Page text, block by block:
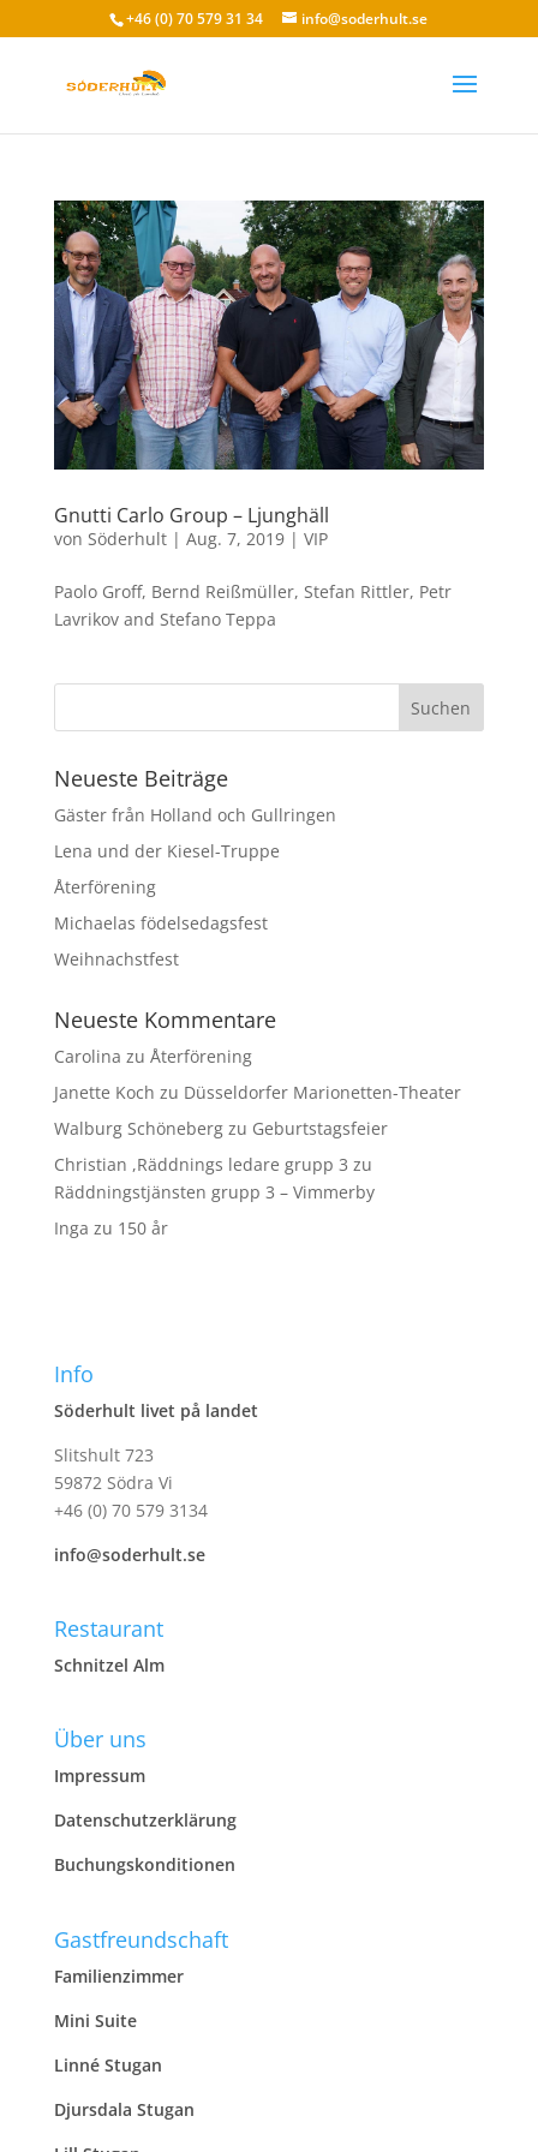
+46 (0) 70 579 31 34 info@soderhult.se
Gnutti Carlo Group – Ljunghäll
von Söderhult| Aug. 7, 2019| VIP
Paolo Groff, Bernd Reißmüller, Stefan Rittler, Petr
Lavrikov and Stefano Teppa
Neueste Beiträge
Gäster från Holland och Gullringen
Lena und der Kiesel-Truppe
Återförening
Michaelas födelsedagsfest
Weihnachstfest
Neueste Kommentare
Carolina zu Återförening
Janette Koch zu Düsseldorfer Marionetten-Theater
Walburg Schönebergzu Geburtstagsfeier
Christian ,Räddnings ledare grupp 3 zu
Räddningstjänsten grupp 3 – Vimmerby
Inga zu 150 år
Info
Söderhult livet på landet
Slitshult 723
59872 Södra Vi
+46 (0) 70 579 3134
info@soderhult.se
Restaurant
Schnitzel Alm
Über uns
Impressum
Datenschutzerklärung
Buchungskonditionen
Gastfreundschaft
Familienzimmer
Mini Suite
Linné Stugan
Djursdala Stugan